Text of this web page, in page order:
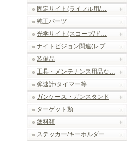
固定サイト(ライフル用/…
純正パーツ
光学サイト(スコープ/ド…
ナイトビジョン関連(レプ…
装備品
工具・メンテナンス用品な…
弾速計/タイマー等
ガンケース・ガンスタンド
ターゲット類
塗料類
ステッカー/キーホルダー…